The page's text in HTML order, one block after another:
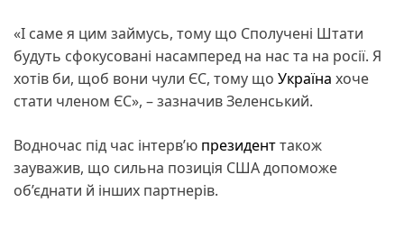
«І саме я цим займусь, тому що Сполучені Штати
будуть сфокусовані насамперед на нас та на росії. Я
хотів би, щоб вони чули ЄС, тому що Україна хоче
стати членом ЄС», – зазначив Зеленський.
Водночас під час інтерв’ю президенттакож
зауважив, що сильна позиція США допоможе
об’єднати й інших партнерів.